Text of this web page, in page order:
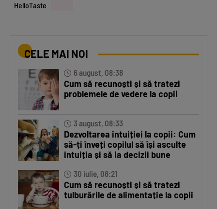
HelloTaste
CELE MAI NOI
6 august, 08:38
Cum să recunoști și să tratezi
problemele de vedere la copii
3 august, 08:33
Dezvoltarea intuiției la copii: Cum
să-ți înveți copilul să își asculte
intuiția și să ia decizii bune
30 iulie, 08:21
Cum să recunoști și să tratezi
tulburările de alimentație la copii